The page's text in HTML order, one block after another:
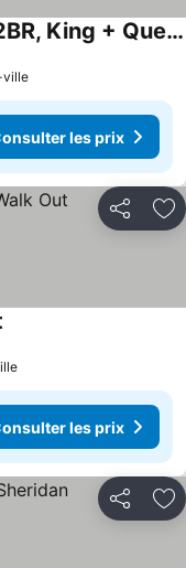
Vaquero Suite — Combined 2BR, King + Queen, Sheridan WY
ville
les prix
Partager
les prix
Partager